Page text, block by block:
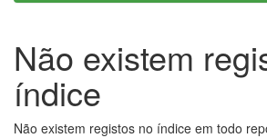
Não existem
índice
Não existem registos no índice em todo